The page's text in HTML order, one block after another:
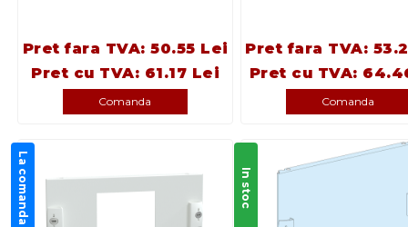
Pret fara TVA: 50.55 Lei
Pret cu TVA: 61.17 Lei
Comanda
Pret fara TVA:
Pret cu TVA:
Comanda
La comanda In stoc